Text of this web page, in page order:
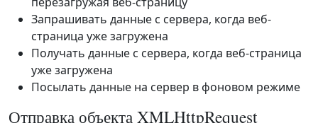
Запрашивать данные с сервера, когда веб-
страница уже загружена
Получать данные с сервера, когда веб-страница
уже загружена
Посылать данные на сервер в фоновом режиме
Отправка объекта XMLHttpRequest